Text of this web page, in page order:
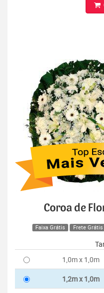
Coroa de
Faixa Grátis Frete Grátis
1,0m x 1,0m
1,2m x 1,0m